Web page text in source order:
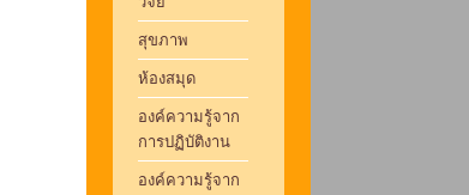
สุขภาพ
ห้องสมุด
องค์ความรู้จาก
การปฏิบัติงาน
องค์ความรู้จาก